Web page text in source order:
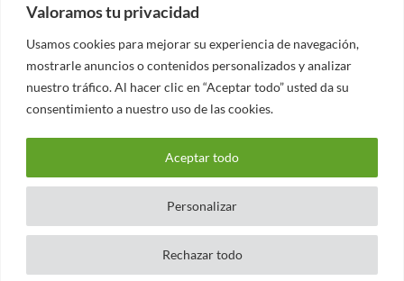
Valoramos tu privacidad
Usamos cookies para mejorar su experiencia de navegación,
mostrarle anuncios o contenidos personalizados y analizar
nuestro tráfico. Al hacer clic en “Aceptar todo” usted da su
consentimiento a nuestro uso de las cookies.
Personalizar
Rechazar todo
Aceptar todo
Valoramos tu privacidad
Usamos cookies para mejorar su experiencia de navegación,
mostrarle anuncios o contenidos personalizados y analizar
nuestro tráfico. Al hacer clic en “Aceptar todo” usted da su
consentimiento a nuestro uso de las cookies.
Personalizar
Rechazar todo
Aceptar todo
Contacto
© Clínica Dental Gava -Política de Privacidad|Aviso
|Política de Cookies